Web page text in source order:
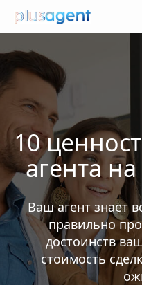
10
агента
Ваш агент знает
правильно
достоинств
стоимость